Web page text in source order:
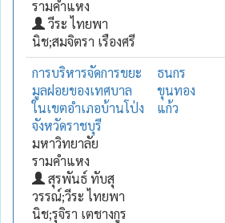
รามคำแหง
วีระ ไทยพา
นิช;สมจิตรา เรืองศรี
การบริหารจัดการขยะ
มูลฝอยของเทศบาล
ในเขตอำเภอบ้านโป่ง
จังหวัดราชบุรี
มหาวิทยาลัย
รามคำแหง
สุรพันธ์ ทับสุ
วรรณ์;วีระ ไทยพา
นิช;รุจิรา เตชางกูร
ธนกร
ขุนทอง
แก้ว